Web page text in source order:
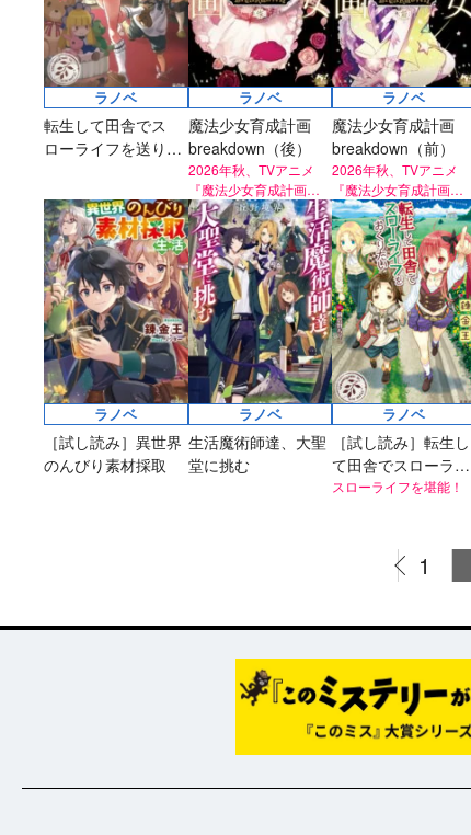
ラノベ
転生して田舎でス
ローライフを送りた
やってきた
ラノベ
魔法少女育成計画
breakdown（後）
2026年秋、TVアニメ
『魔法少女育成計画
restart』放送決定！
ラノベ
魔法少女育成計画
breakdown（前）
2026年秋、TVアニメ
『魔法少女育成計画
restart』放送決定！
ラノベ
［試し読み］異世界
のんびり素材採取
ラノベ
生活魔術師達、大聖
堂に挑む
ラノベ
［試し読み］転生し
て田舎でスローライ
フをおくりたい（文
スローライフを堪能！
1